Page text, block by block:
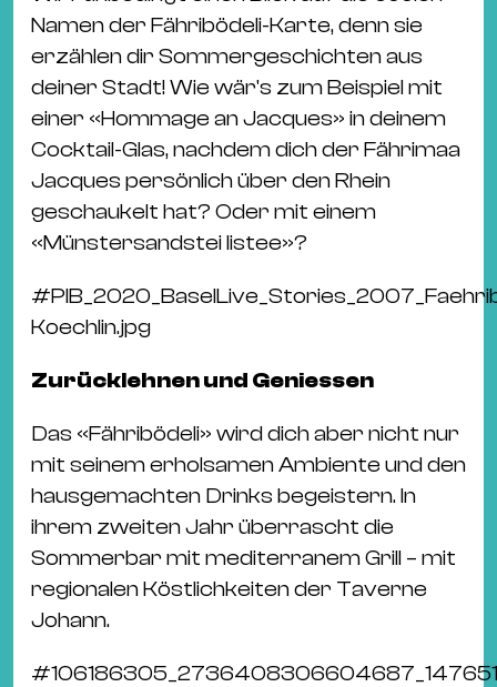
Namen der Fähribödeli-Karte, denn sie
erzählen dir Sommergeschichten aus
deiner Stadt! Wie wär's zum Beispiel mit
einer «Hommage an Jacques» in deinem
Cocktail-Glas, nachdem dich der Fährimaa
Jacques persönlich über den Rhein
geschaukelt hat? Oder mit einem
«Münstersandstei Iistee»?
#
Koechlin.jpg
Zurücklehnen und Geniessen
Das «Fähribödeli» wird dich aber nicht nur
mit seinem erholsamen Ambiente und den
hausgemachten Drinks begeistern. In
ihrem zweiten Jahr überrascht die
Sommerbar mit mediterranem Grill – mit
regionalen Köstlichkeiten der Taverne
Johann.
#